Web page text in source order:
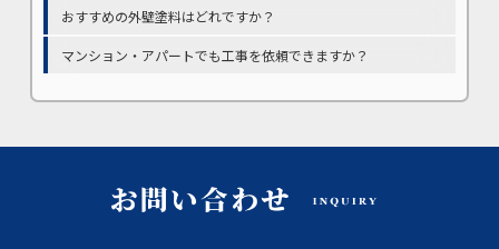
おすすめの外壁塗料はどれですか？
マンション・アパートでも工事を依頼できますか？